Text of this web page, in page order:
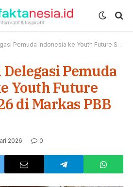
Indonesia ke Youth Future Summit 2026 di Markas PBB Jenewa
Pemuda
Youth Future
di Markas PBB
2026 0